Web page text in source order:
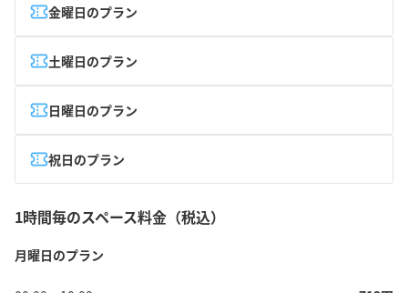
金曜日のプラン
土曜日のプラン
日曜日のプラン
祝日のプラン
1時間毎のスペース料金（税込）
月曜日のプラン